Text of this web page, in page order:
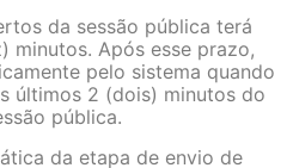
da sessão pública terá
minutos. Após esse prazo,
pelo sistema quando
últimos 2 (dois) minutos do
pública.
da etapa de envio de